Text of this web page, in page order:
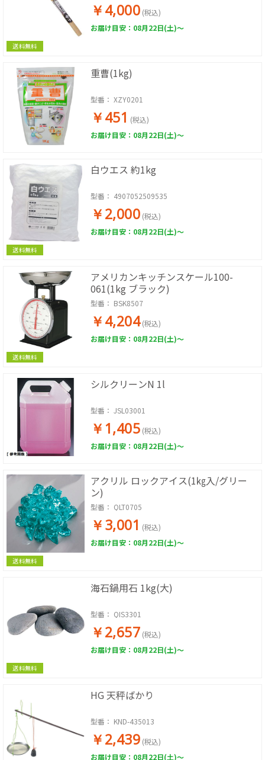
送料無料
￥4,000 (税込)
お届け目安：08月22日(土)～
重曹(1kg)
型番： XZY0201
￥451 (税込)
お届け目安：08月22日(土)～
送料無料
白ウエス 約1kg
型番： 4907052509535
￥2,000 (税込)
お届け目安：08月22日(土)～
送料無料
アメリカンキッチンスケール100-
061(1kg ブラック)
型番： BSK8507
￥4,204 (税込)
お届け目安：08月22日(土)～
シルクリーンN 1l
型番： JSL03001
￥1,405 (税込)
お届け目安：08月22日(土)～
送料無料
アクリル ロックアイス(1㎏入/グリー
ン)
型番： QLT0705
￥3,001 (税込)
お届け目安：08月22日(土)～
送料無料
海石鍋用石 1kg(大)
型番： QIS3301
￥2,657 (税込)
お届け目安：08月22日(土)～
HG 天秤ばかり
型番： KND-435013
￥2,439 (税込)
お届け目安：08月22日(土)～